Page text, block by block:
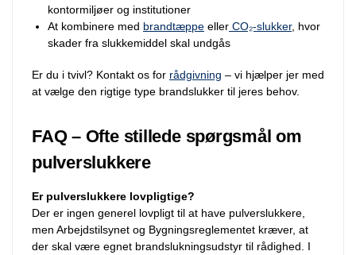
kontormiljøer og institutioner
At kombinere med brandtæppe eller CO₂-slukker, hvor
skader fra slukkemiddel skal undgås
Er du i tvivl? Kontakt os for rådgivning – vi hjælper jer med
at vælge den rigtige type brandslukker til jeres behov.
FAQ – Ofte stillede spørgsmål om
pulverslukkere
Er pulverslukkere lovpligtige?
Der er ingen generel lovpligt til at have pulverslukkere,
men Arbejdstilsynet og Bygningsreglementet kræver, at
der skal være egnet brandslukningsudstyr til rådighed. I